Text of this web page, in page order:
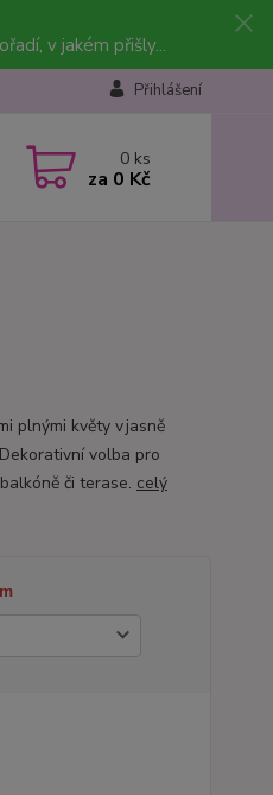
v jakém přišly...
Přihlášení
0 ks
za 0 Kč
plnými květy v jasně
volba pro
či terase. celý